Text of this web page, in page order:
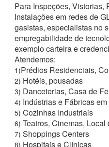
Para Inspeções, Vistorias,
Instalações em redes de
gasistas, especialistas no
empregabilidade de
exemplo carteira e
Atendemos:
1)Prédios Residenciais,
2) Hotéis, pousadas
3) Danceterias, Casa de
4) Indústrias e Fábricas em
5) Cozinhas Industriais
6) Teatros, Cinemas, Local
7) Shoppings Centers
8) Hospitais e Clínicas